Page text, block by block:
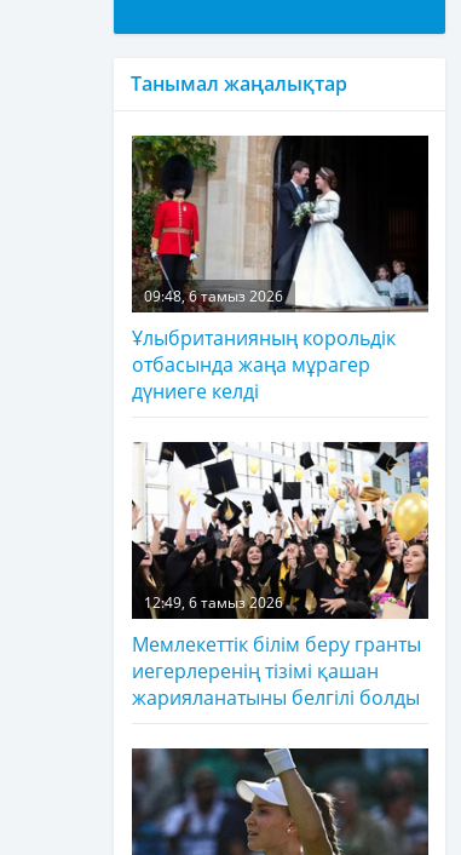
Танымал жаңалықтар
09:48, 6 тамыз 2026
Ұлыбританияның корольдік
отбасында жаңа мұрагер
дүниеге келді
12:49, 6 тамыз 2026
Мемлекеттік білім беру гранты
иегерлеренің тізімі қашан
жарияланатыны белгілі болды